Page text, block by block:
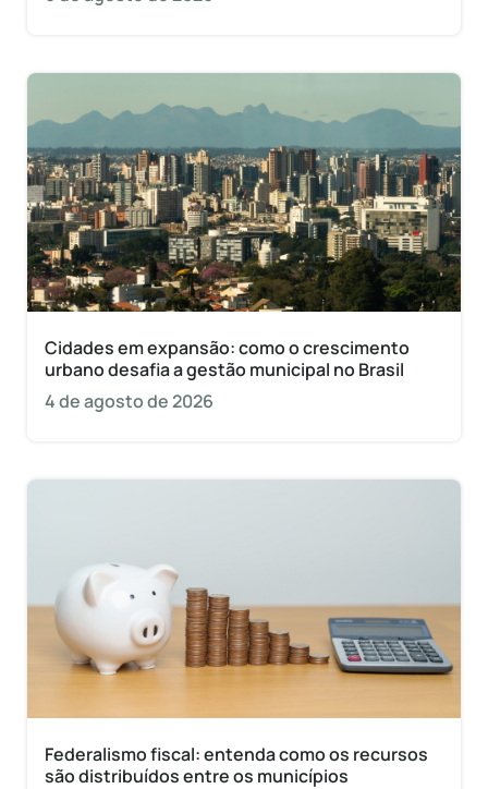
Cidades em expansão: como o crescimento
urbano desafia a gestão municipal no Brasil
4 de agosto de 2026
Federalismo fiscal: entenda como os recursos
são distribuídos entre os municípios